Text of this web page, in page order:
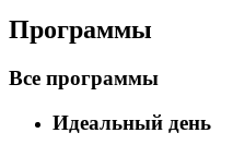
Программы
Все программы
Идеальный день